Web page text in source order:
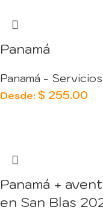
Panamá
Panamá - Servicios
Desde: $ 255.00
Panamá +
en San Blas